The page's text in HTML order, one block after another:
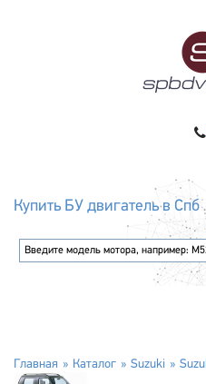
Купить БУ двигатель в Спб
Главная Каталог Suzuki